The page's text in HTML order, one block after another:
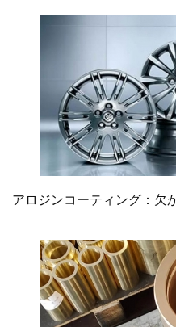
アロジンコーティング：欠